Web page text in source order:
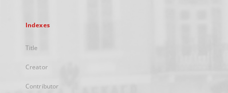
Indexes
Title
Creator
Contributor